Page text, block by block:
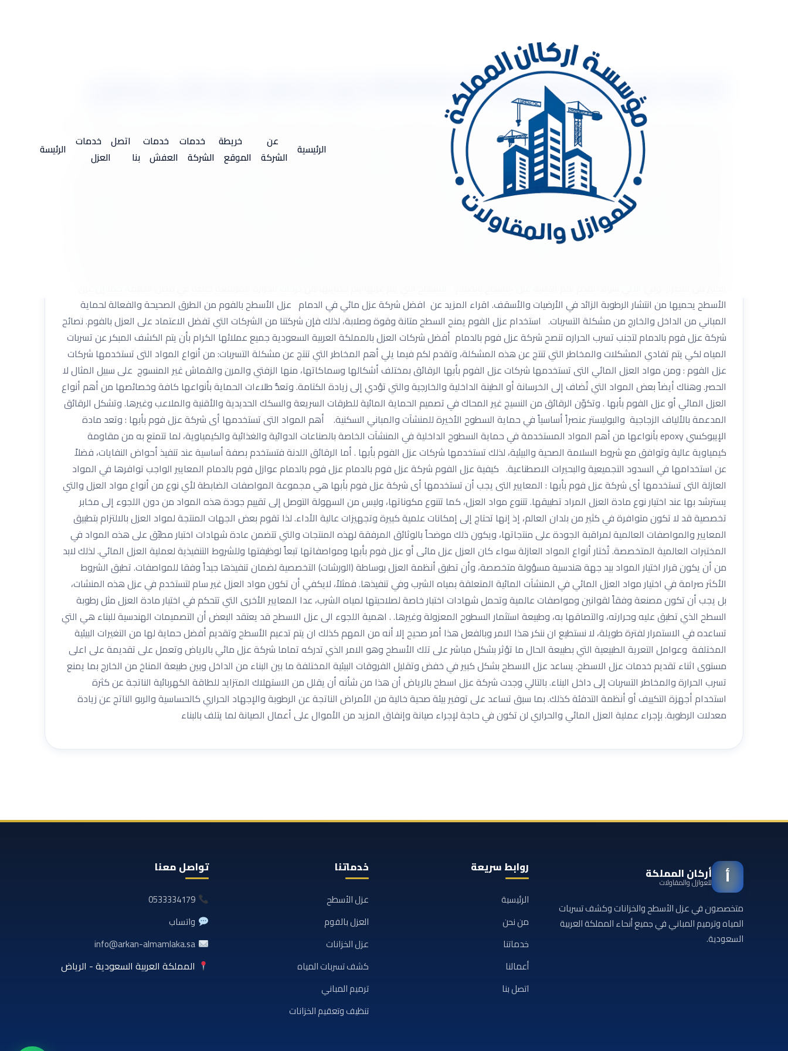
الرئيسية
عن
الشركة
خريطة
الموقع
خدمات
الشركة
خدمات
العفش
اتصل
بنا
خدمات
العزل
الرئيسة
شركة عزل فوم بالدمام 0533334179 عزل اسطح عزل مائى وحرارى
شركة عزل فوم بالدمام 0533334179 عزل اسطح عزل مائى وحرارى شركة عزل فوم بالدمام . تقدم شركة عزل فوم بالدمام أفضل خدمات العزل الحراري والمائي بالمنطقة العربية
حيث أننا الوحيدين المتميزين في مجال عزل الأسطح و مجال عزل الخزانات بالدمام، وتكمن أهمية عازل الأسطح أنه يقدم حماية كاملة من الارتفاع الشديد في درجات الحرارة
والتسربات المائية. وتنصح الشركة بأن يتم التعامل معها لأنها توفر لكم جميع مواد العزل المستوردة من الخارج والمكونة من مواد غير سامة لذلك هي لا تسبب أي ضرر على صحة
الإنسان أو البيئة المحيطة بها، وتراعي الشركة بأن تعتمد على المعايير والطرق الصحيحة العالمية لتركيب العزل كما أن العزل بالفوم أو بمادة أخرى يتم على يد مجموعة كبيرة من
المتخصصين والفنيين في هذا المجال، ويرجى متابعة قراءة هذا المقال للتعرف أكثر عن شركة عزل فوم بالدمام. اعزل اسطع المنزل ووفر المال مع افضل شركة عزل فوم بالدمام
تؤكد شركة عزل فوم بالدمام أن الفوم من أفضل وأقوى أنظمة عزل الأسطح، ويعتمد العزل هنا على مادة تسمى البولي يوريثين وهذه المادة من أقوى مواد العزل وقادرة على
التصدي لمياه الأمطار الغزيرة، وليس هذا فقط بل أنها توفر أيضاً وظيفة العزل الحراري لحماية الأسطح من درجات الحرارة المرتفعة في فصل الصيف، لذلك فإن العزل بالفوم يقدم
حماية تامة ومتكاملة للأسطح من التصدعات والتشققات كما أن الفوم من أكثر المواد الأمينة على المبنى بشكل عام لأنه خفيف فلا يسبب وزناً إضافياً كما أن هذه المادة مصرح
الأسطح يحميها من انتشار الرطوبة الزائد في الأرضيات والأسقف. اقراء المزيد عن افضل شركة عزل مائي في الدمام عزل الأسطح بالفوم من الطرق الصحيحة والفعالة لحماية
المباني من الداخل والخارج من مشكلة التسربات. استخدام عزل الفوم يمنح السطح متانة وقوة وصلابة، لذلك فإن شركتنا من الشركات التي تفضل الاعتماد على العزل بالفوم. نصائح
شركة عزل فوم بالدمام لتجنب تسرب الحراره تنصح شركة عزل فوم بالدمام أفضل شركات العزل بالمملكة العربية السعودية جميع عملائها الكرام بأن يتم الكشف المبكر عن تسربات
المياه لكي يتم تفادي المشكلات والمخاطر التي تنتج عن هذه المشكلة، وتقدم لكم فيما يلي أهم المخاطر التي تنتج عن مشكلة التسربات: من أنواع المواد التى تستخدمها شركات
عزل الفوم : ومن مواد العزل المائي التى تستخدمها شركات عزل الفوم بأبها الرقائق بمختلف أشكالها وسماكاتها، منها الزفتي والمرن والقماش غير المنسوج على سبيل المثال لا
الحصر. وهناك أيضاً بعض المواد التي تُضاف إلى الخرسانة أو الطينة الداخلية والخارجية والتي تؤدي إلى زيادة الكتامة. وتعدُّ طلاءات الحماية بأنواعها كافة وخصائصها من أهم أنواع
العزل المائي أو عزل الفوم بأبها . وتكوّن الرقائق من النسيج غير المحاك في تصميم الحماية المائية للطرقات السريعة والسكك الحديدية والأقنية والملاعب وغيرها. وتشكل الرقائق
المدعمة بالألياف الزجاجية والبوليستر عنصراً أساسياً في حماية السطوح الأخيرة للمنشآت والمباني السكنية. أهم المواد التى تستخدمها أى شركة عزل فوم بأبها : وتعد مادة
الإيبوكسي epoxy بأنواعها من أهم المواد المستخدمة في حماية السطوح الداخلية في المنشآت الخاصة بالصناعات الدوائية والغذائية والكيمياوية، لما تتمتع به من مقاومة
كيمياوية عالية وتوافق مع شروط السلامة الصحية والبيئية، لذلك تستخدمها شركات عزل الفوم بأبها . أما الرقائق اللدنة فتستخدم بصفة أساسية عند تنفيذ أحواض النفايات، فضلاً
عن استخدامها في السدود التجميعية والبحيرات الاصطناعية. كيفية عزل الفوم شركة عزل فوم بالدمام عزل فوم بالدمام عوازل فوم بالدمام المعايير الواجب توافرها في المواد
العازلة التى تستخدمها أى شركة عزل فوم بأبها : المعايير التى يجب أن تستخدمها أى شركة عزل فوم بأبها هي مجموعة المواصفات الضابطة لأي نوع من أنواع مواد العزل والتي
يسترشد بها عند اختيار نوع مادة العزل المراد تطبيقها. تتنوع مواد العزل، كما تتنوع مكوناتها، وليس من السهولة التوصل إلى تقييم جودة هذه المواد من دون اللجوء إلى مخابر
تخصصية قد لا تكون متوافرة في كثير من بلدان العالم، إذ إنها تحتاج إلى إمكانات علمية كبيرة وتجهيزات عالية الأداء. لذا تقوم بعض الجهات المنتجة لمواد العزل بالالتزام بتطبيق
المعايير والمواصفات العالمية لمراقبة الجودة على منتجاتها، ويكون ذلك موضحاً بالوثائق المرفقة لهذه المنتجات والتي تتضمن عادة شهادات اختبار مطبّق على هذه المواد في
المختبرات العالمية المتخصصة. تُختار أنواع المواد العازلة سواء كان العزل عزل مائى أو عزل فوم بأبها ومواصفاتها تبعاً لوظيفتها وللشروط التنفيذية لعملية العزل المائي. لذلك لابد
من أن يكون قرار اختيار المواد بيد جهة هندسية مسؤولة متخصصة، وأن تطبق أنظمة العزل بوساطة (الورشات) التخصصية لضمان تنفيذها جيداً وفقا للمواصفات. تطبق الشروط
الأكثر صرامة في اختيار مواد العزل المائي في المنشآت المائية المتعلقة بمياه الشرب وفي تنفيذها. فمثلاً، لايكفي أن تكون مواد العزل غير سام لتستخدم في عزل هذه المنشات،
بل يجب أن تكون مصنعة وفقاً لقوانين ومواصفات عالمية وتحمل شهادات اختبار خاصة لصلاحيتها لمياه الشرب، عدا المعايير الأخرى التي تتحكم في اختيار مادة العزل مثل رطوبة
السطح الذي تطبق عليه وحرارته، والتصاقها به، وطبيعة استثمار السطوح المعزولة وغيرها. . اهمية اللجوء الى عزل الاسطح قد يعتقد البعض أن التصميمات الهندسية للبناء هي التي
تساعده في الاستمرار لفترة طويلة، لا نستطيع ان ننكر هذا الامر وبالفعل هذا أمر صحيح إلا أنه من المهم كذلك ان يتم تدعيم الأسطح وتقديم أفضل حماية لها من التغيرات البيئية
المختلفة وعوامل التعرية الطبيعية التي بطبيعة الحال ما تؤثر بشكل مباشر على تلك الأسطح وهو الامر الذي تدركه تماما شركة عزل مائي بالرياض وتعمل على تقديمة على اعلى
مستوى اثناء تقديم خدمات عزل الاسطح. يساعد عزل الاسطح بشكل كبير في خفض وتقليل الفروقات البيئية المختلفة ما بين البناء من الداخل وبين طبيعة المناخ من الخارج بما يمنع
تسرب الحرارة والمخاطر التسربات إلى داخل البناء. بالتالي وجدت شركة عزل اسطح بالرياض أن هذا من شأنه أن يقلل من الاستهلاك المتزايد للطاقة الكهربائية الناتجة عن كثرة
استخدام أجهزة التكييف أو أنظمة التدفئة كذلك. بما سبق تساعد على توفير بيئة صحية خالية من الأمراض الناتجة عن الرطوبة والإجهاد الحراري كالحساسية والربو الناتج عن زيادة
معدلات الرطوبة. بإجراء عملية العزل المائي والحراري لن تكون في حاجة لإجراء صيانة وإنفاق المزيد من الأموال على أعمال الصيانة لما يتلف بالبناء
أ أركان المملكة
للعوازل والمقاولات
متخصصون في عزل الأسطح والخزانات وكشف تسربات
المياه وترميم المباني في جميع أنحاء المملكة العربية
السعودية.
روابط سريعة
الرئيسية
من نحن
خدماتنا
أعمالنا
اتصل بنا
خدماتنا
عزل الأسطح
العزل بالفوم
عزل الخزانات
كشف تسربات المياه
ترميم المباني
تنظيف وتعقيم الخزانات
تواصل معنا
0533334179
واتساب
info@arkan-almamlaka.sa
المملكة العربية السعودية - الرياض